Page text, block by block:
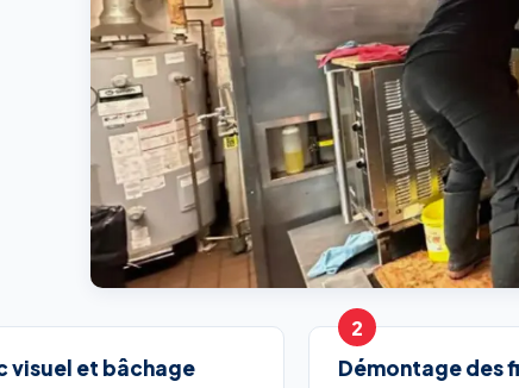
visuel et bâchage Démontage des